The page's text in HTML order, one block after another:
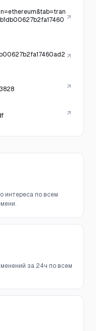
интереса по всем
за 24ч по всем